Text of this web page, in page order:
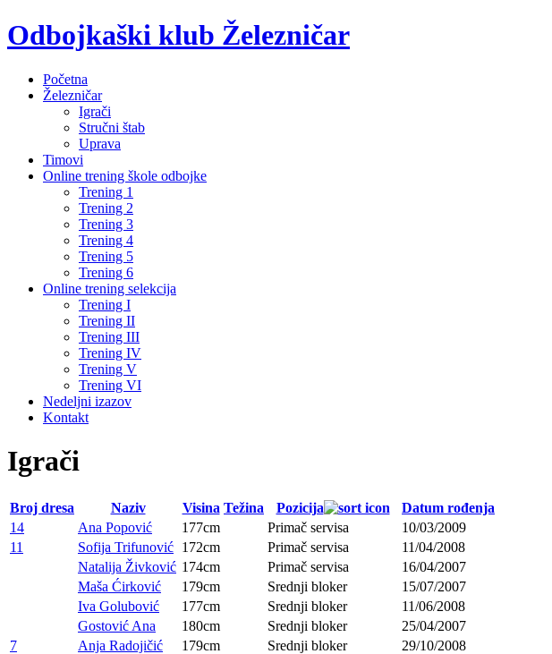
Odbojkaški klub Železničar
Početna
Železničar
Igrači
Stručni štab
Uprava
Timovi
Online trening škole odbojke
Trening 1
Trening 2
Trening 3
Trening 4
Trening 5
Trening 6
Online trening selekcija
Trening I
Trening II
Trening III
Trening IV
Trening V
Trening VI
Nedeljni izazov
Kontakt
Igrači
Broj dresa Naziv Visina Težina Pozicija
Datum rođenja
14
Ana Popović 177cm Primač servisa
10/03/2009
11
Sofija Trifunović 172cm Primač servisa
11/04/2008
Natalija Živković 174cm Primač servisa
16/04/2007
Maša Ćirković
179cm Srednji bloker
15/07/2007
Iva Golubović
177cm Srednji bloker
11/06/2008
Gostović Ana
180cm Srednji bloker
25/04/2007
7
Anja Radojičić 179cm Srednji bloker
29/10/2008